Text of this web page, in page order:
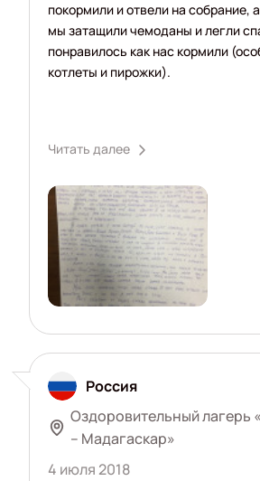
покормили и отвели на собрание,
мы затащили чемоданы и легли
понравилось как нас кормили
котлеты и пирожки).
Читать далее
Россия
Оздоровительный лагерь
– Мадагаскар»
4 июля 2018